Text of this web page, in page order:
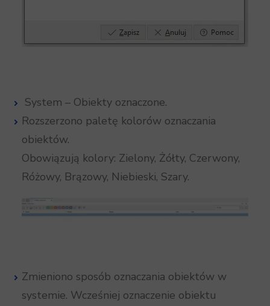
System – Obiekty oznaczone.
Rozszerzono paletę kolorów oznaczania
obiektów.
Obowiązują kolory: Zielony, Żółty, Czerwony,
Różowy, Brązowy, Niebieski, Szary.
Zmieniono sposób oznaczania obiektów w
systemie. Wcześniej oznaczenie obiektu